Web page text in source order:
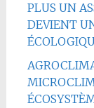
PLUS UN
DEVIENT